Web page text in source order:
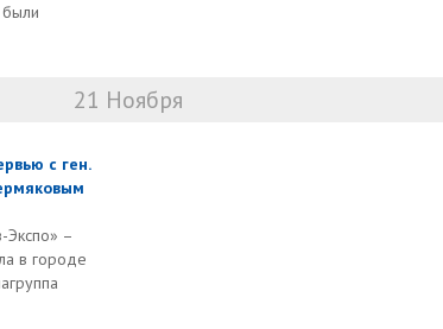
21 Ноября
с ген.
Экспо» –
в городе